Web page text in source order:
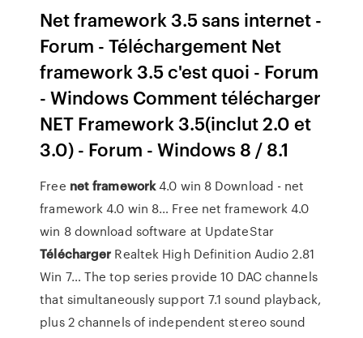
Net framework 3.5 sans internet -
Forum - Téléchargement Net
framework 3.5 c'est quoi - Forum
- Windows Comment télécharger
NET Framework 3.5(inclut 2.0 et
3.0) - Forum - Windows 8 / 8.1
Free netframework4.0 win 8 Download - net
framework 4.0 win 8… Free net framework 4.0
win 8 download software at UpdateStar
Télécharger Realtek High Definition Audio 2.81
Win 7… The top series provide 10 DAC channels
that simultaneously support 7.1 sound playback,
plus 2 channels of independent stereo sound